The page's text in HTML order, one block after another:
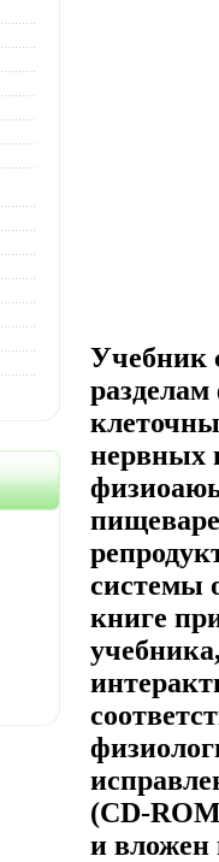
Учебник
нервных
системы
книге
(CD-
и вложен